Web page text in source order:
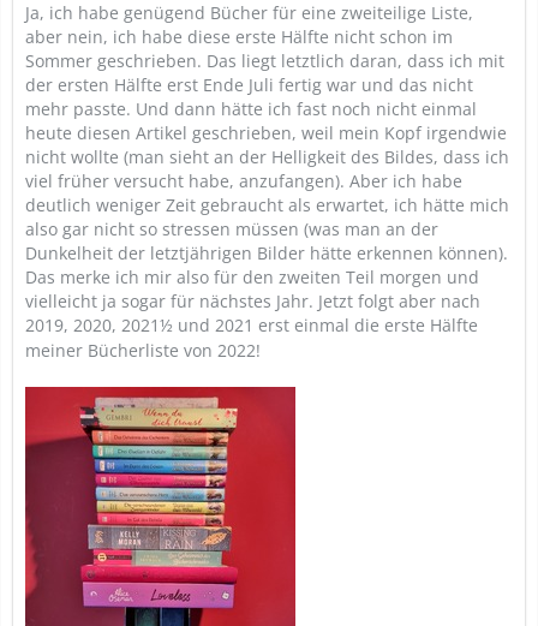
Ja, ich habe genügend Bücher für eine zweiteilige Liste,
aber nein, ich habe diese erste Hälfte nicht schon im
Sommer geschrieben. Das liegt letztlich daran, dass ich mit
der ersten Hälfte erst Ende Juli fertig war und das nicht
mehr passte. Und dann hätte ich fast noch nicht einmal
heute diesen Artikel geschrieben, weil mein Kopf irgendwie
nicht wollte (man sieht an der Helligkeit des Bildes, dass ich
viel früher versucht habe, anzufangen). Aber ich habe
deutlich weniger Zeit gebraucht als erwartet, ich hätte mich
also gar nicht so stressen müssen (was man an der
Dunkelheit der letztjährigen Bilder hätte erkennen können).
Das merke ich mir also für den zweiten Teil morgen und
vielleicht ja sogar für nächstes Jahr. Jetzt folgt aber nach
2019, 2020, 2021½ und 2021 erst einmal die erste Hälfte
meiner Bücherliste von 2022!